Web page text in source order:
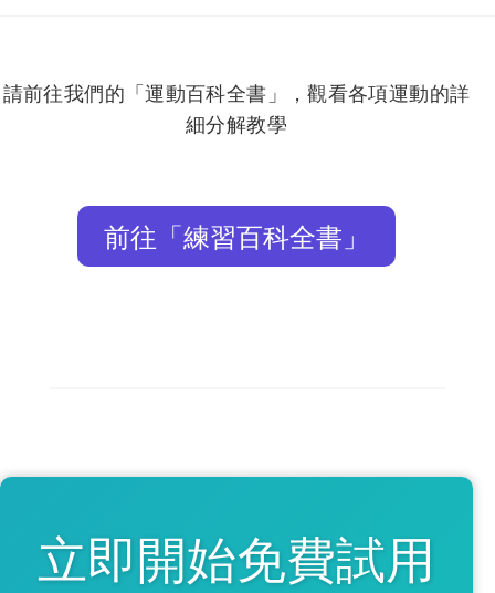
請前往我們的「運動百科全書」，觀看各項運動的詳
細分解教學
前往「練習百科全書」
立即開始免費試用